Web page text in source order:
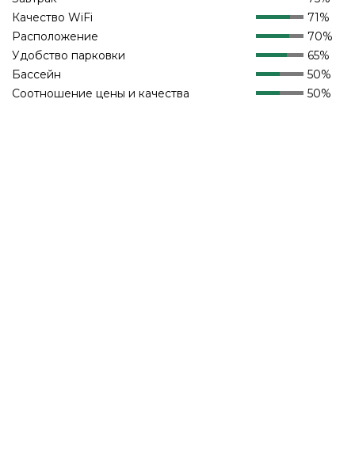
Качество WiFi
71%
Расположение
70%
Удобство парковки
65%
Бассейн
50%
Соотношение цены и качества
50%